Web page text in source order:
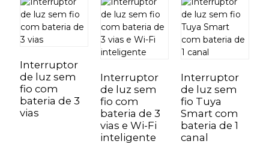
Interruptor
de luz sem
fio com
bateria de 3
vias
Interruptor
de luz sem
fio com
bateria de 3
vias e Wi-Fi
inteligente
Interruptor
de luz sem
fio Tuya
Smart com
bateria de 1
canal